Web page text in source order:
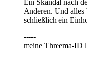
Ein Skandal nach
Anderen. Und
schließlich ein
-----
meine Threema-ID